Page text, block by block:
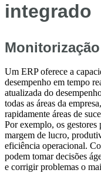
integrado
Um ERP oferece a
desempenho em tempo
atualizada do
todas as áreas da
rapidamente áreas de
Por exemplo, os gestores
margem de lucro,
eficiência operacional.
podem tomar decisões
e corrigir problemas o